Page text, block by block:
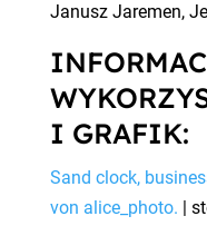
Janusz Jaremen,
I GRAFIK:
Sand clock,
von alice_photo. |